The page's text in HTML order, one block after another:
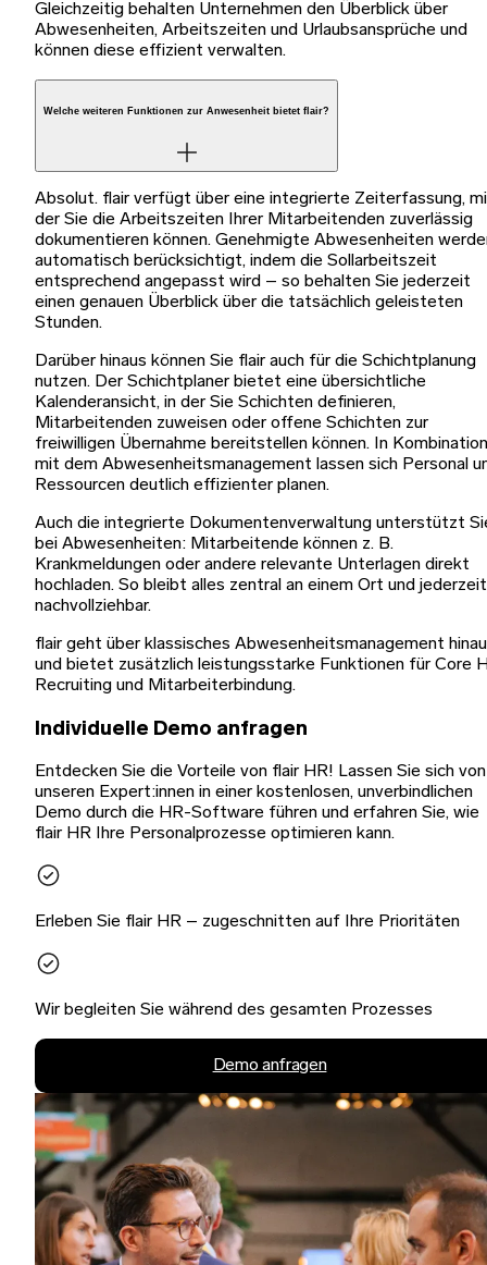
Gleichzeitig behalten Unternehmen den Überblick über
Abwesenheiten, Arbeitszeiten und Urlaubsansprüche und
können diese effizient verwalten.
Welche weiteren Funktionen zur Anwesenheit bietet flair?
Absolut. flair verfügt über eine integrierte Zeiterfassung,
der Sie die Arbeitszeiten Ihrer Mitarbeitenden zuverlässig
dokumentieren können. Genehmigte Abwesenheiten
automatisch berücksichtigt, indem die Sollarbeitszeit
entsprechend angepasst wird – so behalten Sie jederzeit
einen genauen Überblick über die tatsächlich geleisteten
Stunden.
Darüber hinaus können Sie flair auch für die Schichtplanung
nutzen. Der Schichtplaner bietet eine übersichtliche
Kalenderansicht, in der Sie Schichten definieren,
Mitarbeitenden zuweisen oder offene Schichten zur
freiwilligen Übernahme bereitstellen können. In Kombination
mit dem Abwesenheitsmanagement lassen sich Personal
Ressourcen deutlich effizienter planen.
Auch die integrierte Dokumentenverwaltung unterstützt
bei Abwesenheiten: Mitarbeitende können z. B.
Krankmeldungen oder andere relevante Unterlagen direkt
hochladen. So bleibt alles zentral an einem Ort und jederzeit
nachvollziehbar.
flair geht über klassisches Abwesenheitsmanagement
und bietet zusätzlich leistungsstarke Funktionen für Core
Recruiting und Mitarbeiterbindung.
Individuelle Demo anfragen
Entdecken Sie die Vorteile von flair HR! Lassen Sie sich von
unseren Expert:innen in einer kostenlosen, unverbindlichen
Demo durch die HR-Software führen und erfahren Sie, wie
flair HR Ihre Personalprozesse optimieren kann.
Erleben Sie flair HR – zugeschnitten auf Ihre Prioritäten
Wir begleiten Sie während des gesamten Prozesses
Demo anfragen